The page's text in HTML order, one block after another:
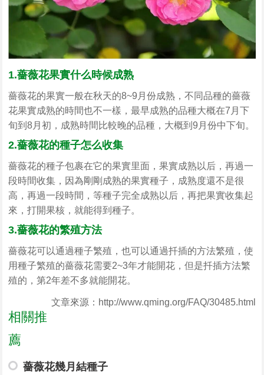
1.薔薇花果實什么時候成熟
薔薇花的果實一般在秋天的8~9月份成熟，不同品種的薔薇
花果實成熟的時間也不一樣，最早成熟的品種大概在7月下
旬到8月初，成熟時間比較晚的品種，大概到9月份中下旬。
2.薔薇花的種子怎么收集
薔薇花的種子包裹在它的果實里面，果實成熟以后，再過一
段時間收集，因為剛剛成熟的果實種子，成熟度還不是很
高，再過一段時間，等種子完全成熟以后，再把果實收集起
來，打開果核，就能得到種子。
3.薔薇花的繁殖方法
薔薇花可以通過種子繁殖，也可以通過扦插的方法繁殖，使
用種子繁殖的薔薇花需要2~3年才能開花，但是扦插方法繁
殖的，第2年差不多就能開花。
文章來源：http://www.qming.org/FAQ/30485.html
相關推
薦
薔薇花幾月結種子